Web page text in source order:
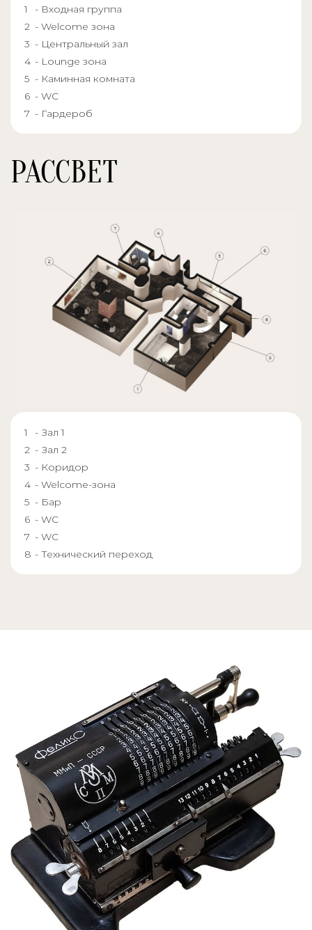
- Входная группа
- Welcome зона
- Центральный зал
- Lounge зона
- Каминная комната
- WC
- Гардероб
РАССВЕТ
- Зал 1
- Зал 2
- Коридор
- Welcome-зона
- Бар
- WC
- WC
- Технический переход